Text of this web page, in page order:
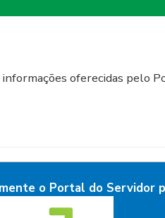
oferecidas pelo
o Portal do Servidor